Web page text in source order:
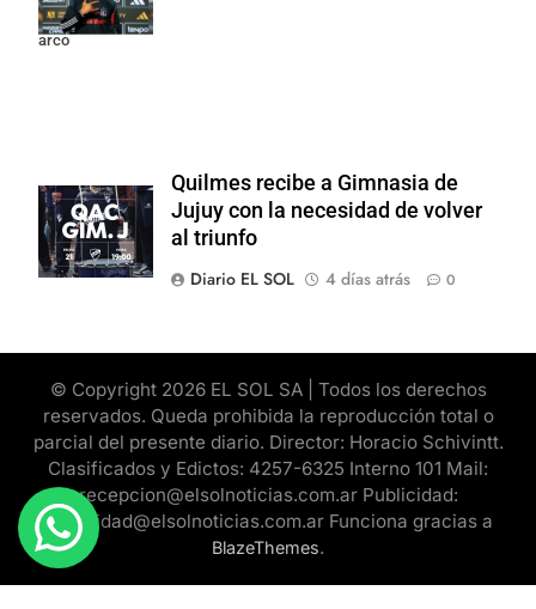
dar pelea por el
arco
Quilmes recibe a Gimnasia de
Jujuy con la necesidad de volver
al triunfo
Diario EL SOL
4 días atrás 0
© Copyright 2026 EL SOL SA | Todos los derechos
reservados. Queda prohibida la reproducción total o
parcial del presente diario. Director: Horacio Schivintt.
Clasificados y Edictos: 4257-6325 Interno 101 Mail:
recepcion@elsolnoticias.com.ar Publicidad:
publicidad@elsolnoticias.com.ar Funciona gracias a
BlazeThemes.